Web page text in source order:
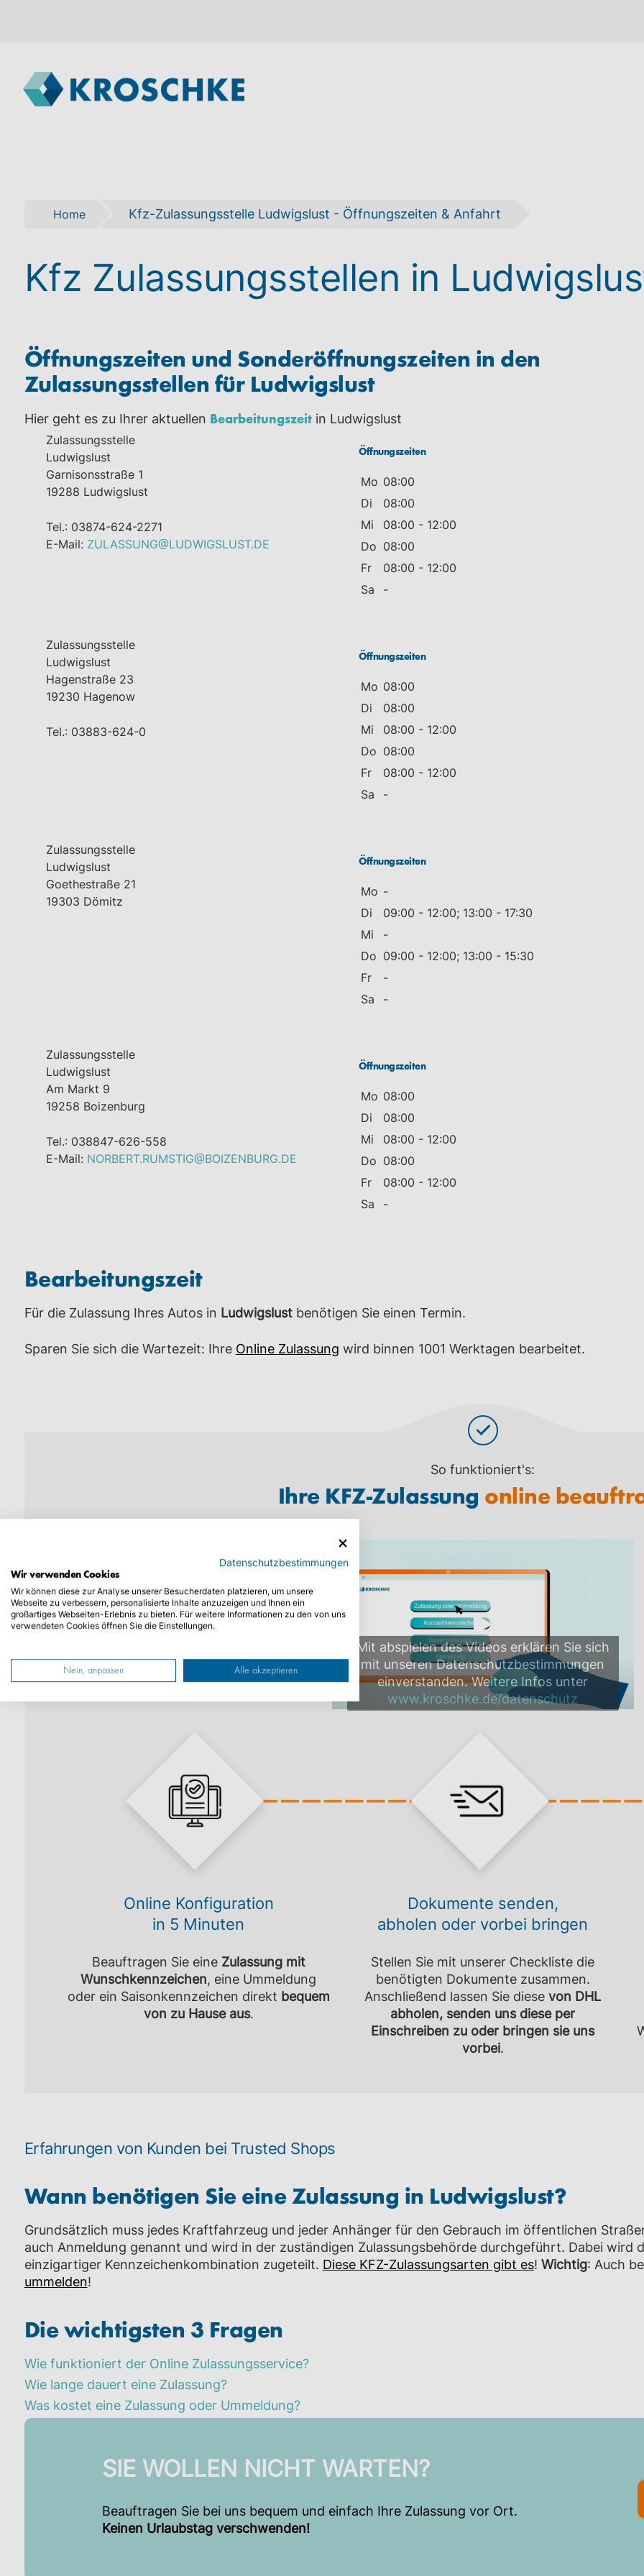
Home Kfz-Zulassungsstelle Ludwigslust - Öffnungszeiten & Anfahrt
Kfz Zulassungsstellen in
Öffnungszeiten und Sonderöffnungszeiten in den
Zulassungsstellen für Ludwigslust
Hier geht es zu Ihrer aktuellen Bearbeitungszeitin Ludwigslust
Zulassungsstelle
Ludwigslust
Garnisonsstraße 1
19288 Ludwigslust
Tel.: 03874-624-2271
E-Mail: ZULASSUNG@LUDWIGSLUST.DE
Öffnungszeiten
Mo 08:00
Di
08:00
Mi
08:00 - 12:00
Do 08:00
Fr
08:00 - 12:00
Sa
-
Zulassungsstelle
Ludwigslust
Hagenstraße 23
19230 Hagenow
Tel.: 03883-624-0
Öffnungszeiten
Mo 08:00
Di
08:00
Mi
08:00 - 12:00
Do 08:00
Fr
08:00 - 12:00
Sa
-
Zulassungsstelle
Ludwigslust
Goethestraße 21
19303 Dömitz
Öffnungszeiten
Mo -
Di
09:00 - 12:00; 13:00 - 17:30
Mi
-
Do 09:00 - 12:00; 13:00 - 15:30
Fr
-
Sa
-
Zulassungsstelle
Ludwigslust
Am Markt 9
19258 Boizenburg
Tel.: 038847-626-558
E-Mail: NORBERT.RUMSTIG@BOIZENBURG.DE
Öffnungszeiten
Mo 08:00
Di
08:00
Mi
08:00 - 12:00
Do 08:00
Fr
08:00 - 12:00
Sa
-
Bearbeitungszeit
Für die Zulassung Ihres Autos in Ludwigslustbenötigen Sie einen Termin.
Sparen Sie sich die Wartezeit: Ihre Online Zulassung wird binnen 1001 Werktagen bearbeitet.
So funktioniert's:
Ihre KFZ-Zulassung online
Mit abspielen des Videos erklären Sie sich
mit unseren Datenschutzbestimmungen
einverstanden. Weitere Infos unter
www.kroschke.de/datenschutz
Online Konfiguration
in 5 Minuten
Beauftragen Sie eine Zulassung mit
Wunschkennzeichen, eine Ummeldung
oder ein Saisonkennzeichen direkt bequem
von zu Hause aus.
Dokumente senden,
abholen oder vorbei bringen
Stellen Sie mit unserer Checkliste die
benötigten Dokumente zusammen.
Anschließend lassen Sie diesevon DHL
abholen, senden uns diese per
Einschreiben zu oder bringen sie uns
vorbei.
Erfahrungen von Kunden bei Trusted Shops
Wann benötigen Sie eine Zulassung in Ludwigslust?
Grundsätzlich muss jedes Kraftfahrzeug und jeder Anhänger für den Gebrauch im öffentlichen
auch Anmeldung genannt und wird in der zuständigen Zulassungsbehörde durchgeführt. Dabei wird
einzigartiger Kennzeichenkombination zugeteilt. Diese KFZ-Zulassungsarten gibt es! Wichtig: Auch
ummelden!
Die wichtigsten 3 Fragen
Wie funktioniert der Online Zulassungsservice?
Wie lange dauert eine Zulassung?
Was kostet eine Zulassung oder Ummeldung?
SIE WOLLEN NICHT WARTEN?
Beauftragen Sie bei uns bequem und einfach Ihre Zulassung vor Ort.
Keinen Urlaubstag verschwenden!
Datenschutzbestimmungen
Wir verwenden Cookies
Wir können diese zur Analyse unserer Besucherdaten platzieren, um unsere
Webseite zu verbessern, personalisierte Inhalte anzuzeigen und Ihnen ein
großartiges Webseiten-Erlebnis zu bieten. Für weitere Informationen zu den von uns
verwendeten Cookies öffnen Sie die Einstellungen.
Nein, anpassen Alle akzeptieren